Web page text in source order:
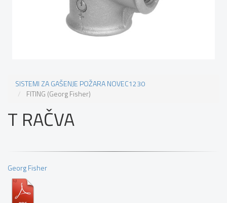
SISTEMI ZA GAŠENJE POŽARA NOVEC1230
FITING (Georg Fisher)
T RAČVA
Georg Fisher